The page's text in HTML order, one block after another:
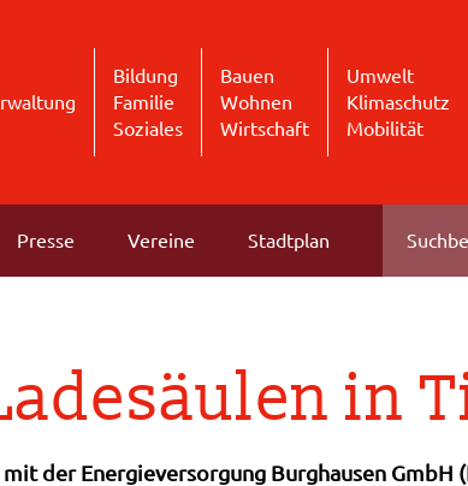
Bildung
Familie
Soziales
Bauen
Wohnen
Wirtschaft
Umwelt
Klimaschutz
Mobilität
Presse Vereine Stadtplan
in
der Energieversorgung Burghausen GmbH